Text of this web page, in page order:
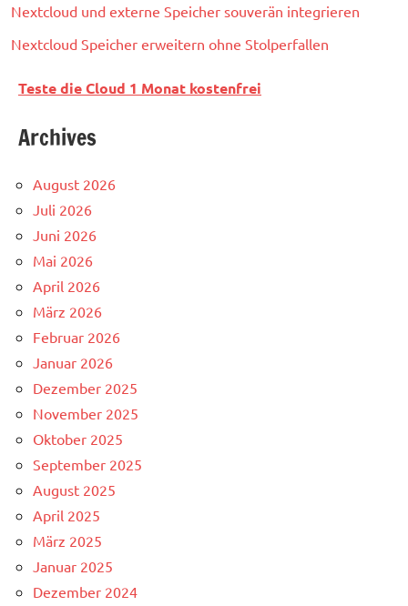
Nextcloud und externe Speicher souverän integrieren
Nextcloud Speicher erweitern ohne Stolperfallen
Teste die Cloud 1 Monat kostenfrei
Archives
August 2026
Juli 2026
Juni 2026
Mai 2026
April 2026
März 2026
Februar 2026
Januar 2026
Dezember 2025
November 2025
Oktober 2025
September 2025
August 2025
April 2025
März 2025
Januar 2025
Dezember 2024